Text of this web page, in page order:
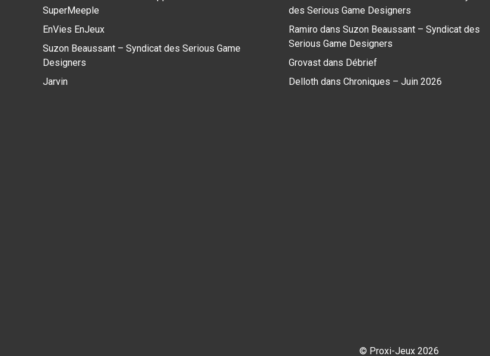
SuperMeeple
EnVies EnJeux
Suzon Beaussant – Syndicat des Serious Game
Designers
Jarvin
des Serious Game Designers
Ramiro dans Suzon Beaussant – Syndicat des
Serious Game Designers
Grovast dans Débrief
Delloth dans Chroniques – Juin 2026
© Proxi-Jeux 2026